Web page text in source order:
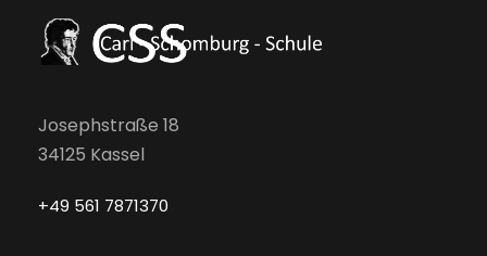
Josephstraße 18
34125 Kassel
+49 561 7871370